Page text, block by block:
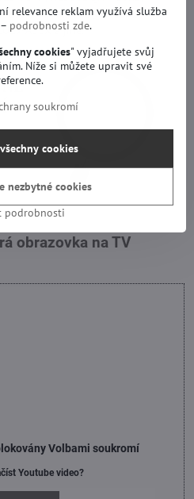
HC500DQNVCUR2,
A11X a jiné.
obrazovka na TV
Volbami soukromí
Youtube video?
relevance reklam využívá služba
podrobnosti zde.
cookies" vyjadřujete svůj
Níže si můžete upravit své
soukromí
podrobnosti
cookies
nezbytné cookies